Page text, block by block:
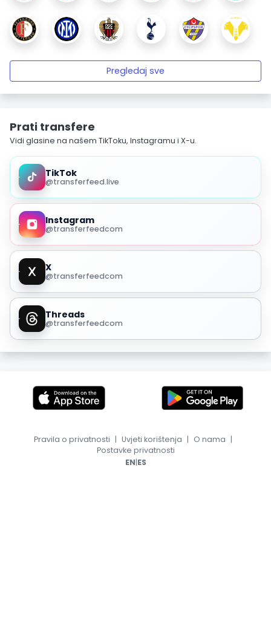
Pregledaj sve
Prati transfere
Vidi glasine na našem TikToku, Instagramu i X-u.
TikTok
@transferfeed.live
Instagram
@transferfeedcom
X
@transferfeedcom
Threads
@transferfeedcom
Pravila o privatnosti | Uvjeti korištenja | O nama |
Postavke privatnosti
EN|ES